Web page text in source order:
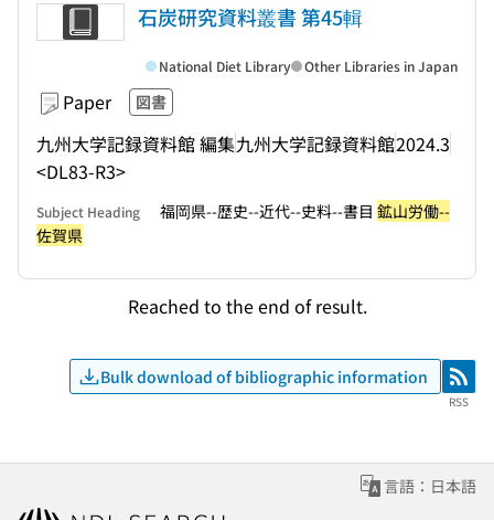
石炭研究資料叢書 第45輯
Paper 図書
九州大学記録資料館 編集九州大学記録資料館2024.3
<DL83-R3>
National Diet Library Other Libraries in Japan
Subject Heading 福岡県--歴史--近代--史料--書目 鉱山労働--
佐賀県
Reached to the end of result.
Bulk download of bibliographic information RSS
RSS
言語：日本語